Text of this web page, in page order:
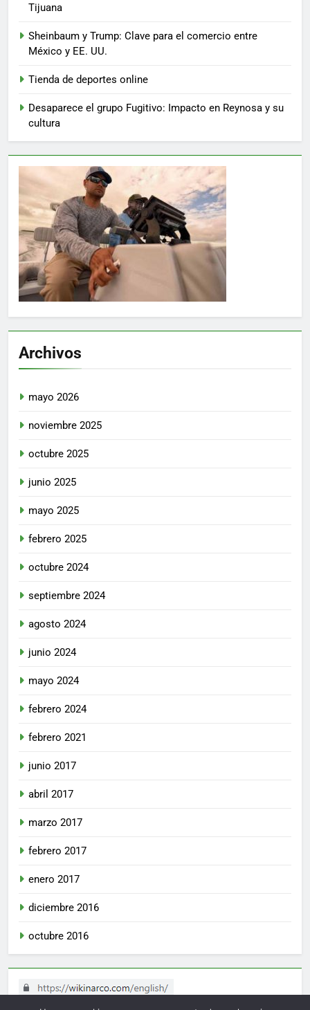
Tijuana
Sheinbaum y Trump: Clave para el comercio entre
México y EE. UU.
Tienda de deportes online
Desaparece el grupo Fugitivo: Impacto en Reynosa y su
cultura
Archivos
mayo 2026
noviembre 2025
octubre 2025
junio 2025
mayo 2025
febrero 2025
octubre 2024
septiembre 2024
agosto 2024
junio 2024
mayo 2024
febrero 2024
febrero 2021
junio 2017
abril 2017
marzo 2017
febrero 2017
enero 2017
diciembre 2016
octubre 2016